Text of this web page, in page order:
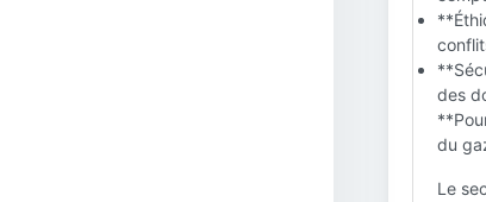
des
du
Le